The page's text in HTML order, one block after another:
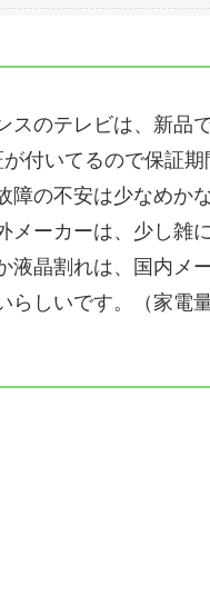
スのテレビは、新品
が付いてるので保証期
障の不安は少なめか
メーカーは、少し雑
液晶割れは、国内メ
らしいです。（家電